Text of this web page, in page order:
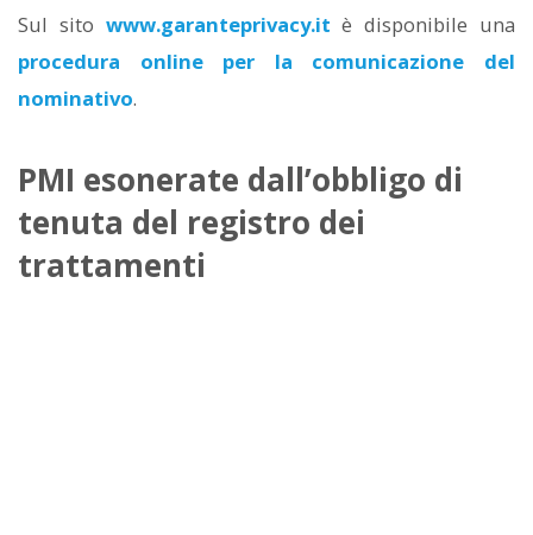
Sul sito www.garanteprivacy.it è disponibile una
procedura online per la comunicazione del
nominativo.
PMI esonerate dall’obbligo di
tenuta del registro dei
trattamenti